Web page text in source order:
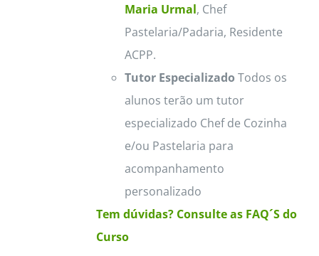
Maria Urmal, Chef
Pastelaria/Padaria, Residente
ACPP.
Tutor Especializado Todos os
alunos terão um tutor
especializado Chef de Cozinha
e/ou Pastelaria para
acompanhamento
personalizado
Tem dúvidas? Consulte as FAQ´S do
Curso